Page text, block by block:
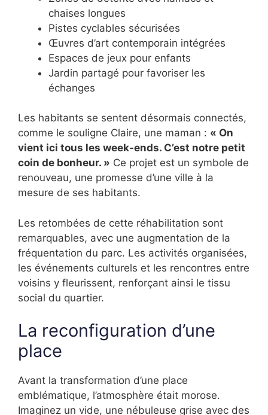
chaises longues
Pistes cyclables sécurisées
Œuvres d’art contemporain intégrées
Espaces de jeux pour enfants
Jardin partagé pour favoriser les
échanges
Les habitants se sentent désormais connectés,
comme le souligne Claire, une maman : « On
vient ici tous les week-ends. C’est notre petit
coin de bonheur. » Ce projet est un symbole de
renouveau, une promesse d’une ville à la
mesure de ses habitants.
Les retombées de cette réhabilitation sont
remarquables, avec une augmentation de la
fréquentation du parc. Les activités organisées,
les événements culturels et les rencontres entre
voisins y fleurissent, renforçant ainsi le tissu
social du quartier.
La reconfiguration d’une
place
Avant la transformation d’une place
emblématique, l’atmosphère était morose.
Imaginez un vide, une nébuleuse grise avec des